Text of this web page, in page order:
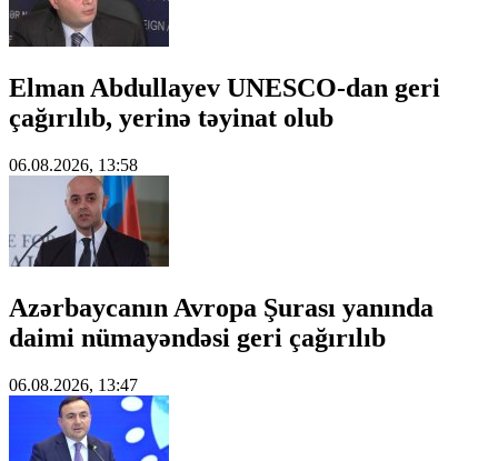
Elman Abdullayev UNESCO-dan geri
çağırılıb, yerinə təyinat olub
06.08.2026, 13:58
Azərbaycanın Avropa Şurası yanında
daimi nümayəndəsi geri çağırılıb
06.08.2026, 13:47